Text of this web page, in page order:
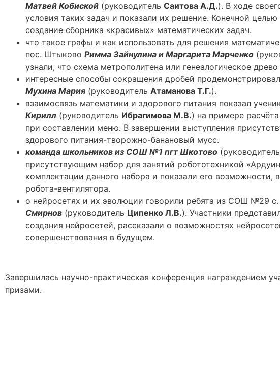
Матвей Кобиской (руководитель Саитова А.Д.). В ходе
условия таких задач и показали их решение. Конечной
создание сборника «красивых» математических задач.
что такое графы и как использовать для решения
пос. Штыково Римма Зайнулина и Маргарита Марченко
узнали, что схема метрополитена или генеалогическое
интересные способы сокращения дробей
Мухина Мария (руководитель Атаманова Т.Г.).
взаимосвязь математики и здорового питания показал
Кирилл (руководитель Ибрагимова М.В.) на примере
при составлении меню. В завершении выступления
здорового питания-творожно-банановый мусс.
команда школьников из СОШ №1 пгт Шкотово (руководитель
присутствующим набор для занятий робототехникой
комплектации данного набора и показали его возможности,
робота-вентилятора.
о нейросетях и их эволюции говорили ребята из СОШ №29
Смирнов (руководитель Ципенко Л.В.). Участники
создания нейросетей, рассказали о возможностях
совершенствования в будущем.
Завершилась научно-практическая конференция награждением
призами.